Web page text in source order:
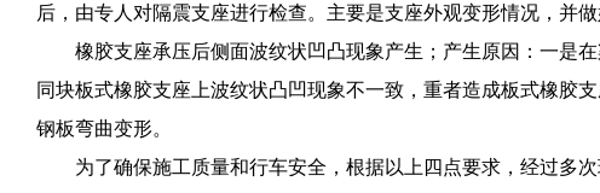
后，由专人对隔震支座进行检查。主要是支座外观变形情况，并做
橡胶支座承压后侧面波纹状凹凸现象产生；产生原因：一是
同块板式橡胶支座上波纹状凸凹现象不一致，重者造成板式橡胶
钢板弯曲变形。
为了确保施工质量和行车安全，根据以上四点要求，经过多